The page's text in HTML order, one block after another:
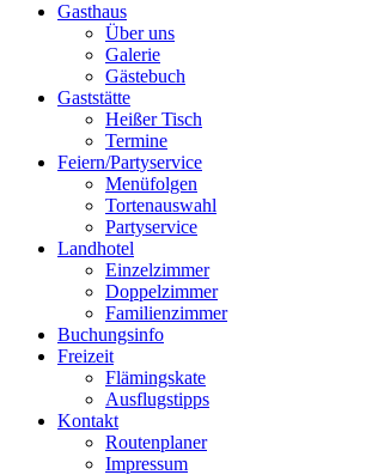
Gasthaus
Über uns
Galerie
Gästebuch
Gaststätte
Heißer Tisch
Termine
Feiern/Partyservice
Menüfolgen
Tortenauswahl
Partyservice
Landhotel
Einzelzimmer
Doppelzimmer
Familienzimmer
Buchungsinfo
Freizeit
Flämingskate
Ausflugstipps
Kontakt
Routenplaner
Impressum